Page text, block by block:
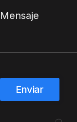
Enviar